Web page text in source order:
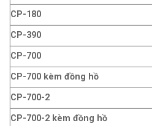
CP-180
CP-390
CP-700
CP-700 kèm đồng hồ
CP-700-2
CP-700-2 kèm đồng hồ